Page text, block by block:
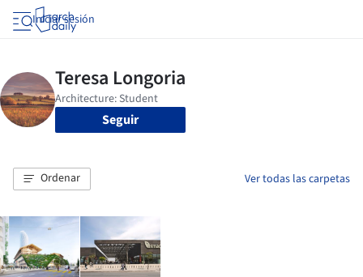
Iniciar sesión
Seguir
Ordenar Ver todas las carpetas